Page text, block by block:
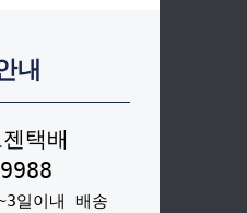
내
택배
일이내 배송